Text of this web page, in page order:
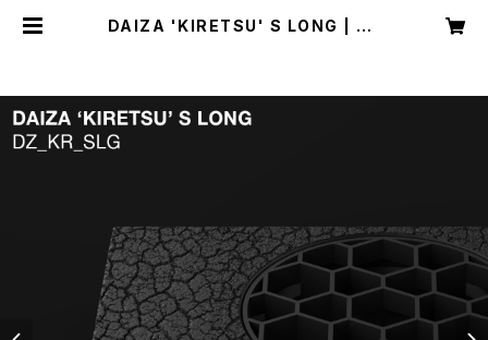
DAIZA 'KIRETSU' S LONG | R3